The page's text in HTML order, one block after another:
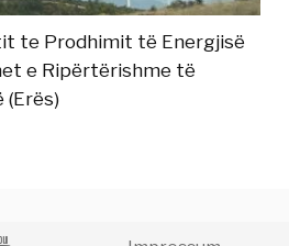
te Prodhimit të Energjisë
e Ripërtërishme të
(Erës)